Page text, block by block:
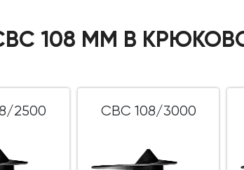
108 ММ В
2500 СВС 108/3000